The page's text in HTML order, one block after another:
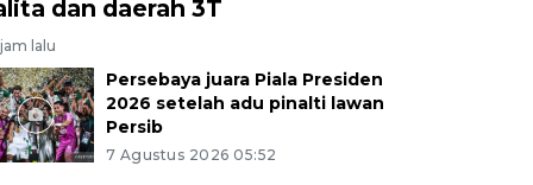
dan daerah 3T
lalu
Persebaya juara Piala Presiden
2026 setelah adu pinalti lawan
Persib
7 Agustus 2026 05:52